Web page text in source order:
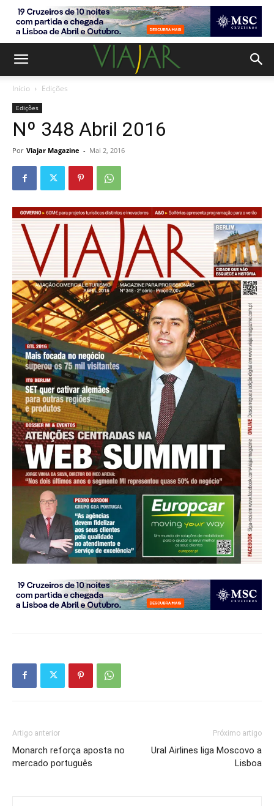
Início Edições
Edições
Nº 348 Abril 2016
Por Viajar Magazine - Mai 2, 2016
Artigo anterior
Monarch reforça aposta no
mercado português
Próximo artigo
Ural Airlines liga Moscovo a
Lisboa